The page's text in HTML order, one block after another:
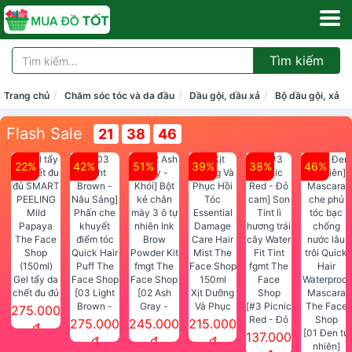
Tìm kiếm
Trang chủ Chăm sóc tóc và da đầu Dầu gội, dầu xả Bộ dầu gội, xả
Flash Sale 21 38 46
22%
Gel tẩy da
chết đu đủ
SMART
PEELING
275.000
đ
42%
[03 Light
Brown -
Nâu Sáng]
Phấn che
275.000
đ
51%
[02 Ash
Gray -
Khói] Bột
kẻ chân
245.000
đ
39%
Xịt Dưỡng
Và Phục
Hồi Tóc
Essential
215.000
đ
38%
[#3 Picnic
Red - Đỏ
cam] Son
137.000
46%
[01 Đen tự
nhiên]